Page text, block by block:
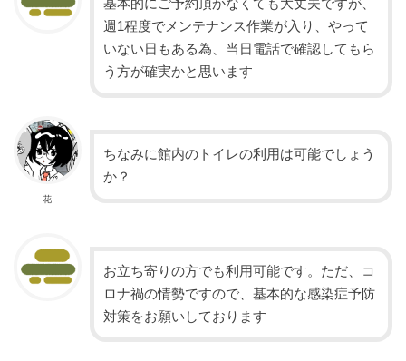
基本的にご予約頂かなくても大丈夫ですが、
週1程度でメンテナンス作業が入り、やって
いない日もある為、当日電話で確認してもら
う方が確実かと思います
花
ちなみに館内のトイレの利用は可能でしょう
か？
お立ち寄りの方でも利用可能です。ただ、コ
ロナ禍の情勢ですので、基本的な感染症予防
対策をお願いしております